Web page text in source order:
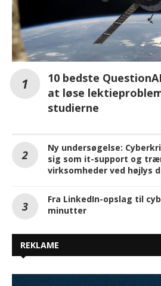
10 bedste
at løse
studierne
Ny undersøgelse:
sig som it-support og
virksomheder ved højlys
Fra LinkedIn-opslag til
minutter
REKLAME